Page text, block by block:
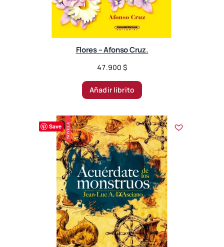
Flores – Afonso Cruz.
47.900 $
Añadir librito
Save